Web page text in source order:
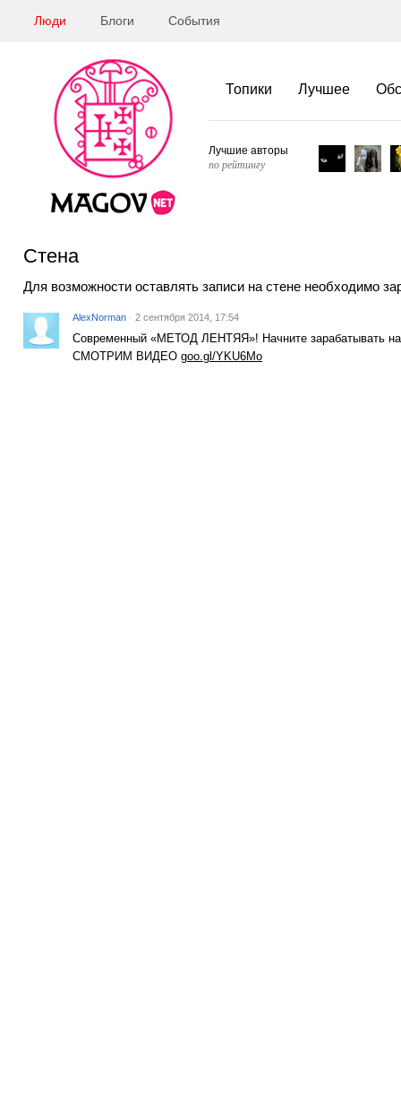
Люди Блоги События
Топики Лучшее
Лучшие авторы
по рейтингу
Стена
Для возможности оставлять записи на стене необходимо
AlexNorman · 2 сентября 2014, 17:54
Современный «МЕТОД ЛЕНТЯЯ»! Начните зарабатывать
СМОТРИМ ВИДЕО goo.gl/YKU6Mo